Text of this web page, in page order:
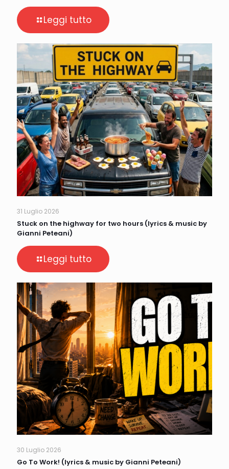
Leggi tutto
31 Luglio 2026
Stuck on the highway for two hours (lyrics & music by
Gianni Peteani)
Leggi tutto
30 Luglio 2026
Go To Work! (lyrics & music by Gianni Peteani)